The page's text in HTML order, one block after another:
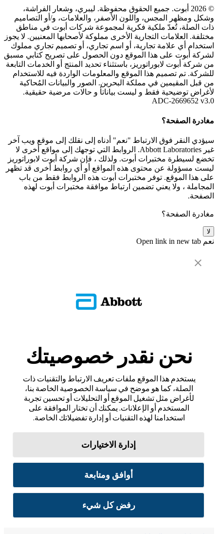
© 2026 أبوت. جميع الحقوق محفوظة. ليبري، وشعار الفراشة،
وشكل ومظهر المجس، واللون الأصفر، والعلامات، و/أو التصاميم
ذات الصلة، تُعدّ ملكية فكرية لمجموعة شركات أبوت في مناطق
مختلفة. العلامات التجارية الأخرى مملوكة لأصحابها المعنيين. لا يجوز
استخدام أي علامة تجارية، أو اسم تجاري، أو تصميم تجاري مملوك
لشركة أبوت على هذا الموقع دون الحصول على تصريح كتابي مسبق
من شركة أبوت لابوراتوريز، باستثناء تحديد المنتج أو الخدمات التابعة
للشركة. تم تصميم هذا الموقع والمعلومات الواردة فيه للاستخدام
من قبل المقيمين في مملكة البحرين. الصور والبيانات المُحاكية
لأغراض توضيحية فقط و ليست بياناتأ و حالات مرضية حقيقية.
ADC-2669652 v3.0
مغادرة الصفحة؟
سيؤدي النقر فوق الارتباط "نعم" أدناه إلى نقلك إلى موقع ويب آخر
غير Abbott Laboratories. الروابط التي توجهك إلى مواقع أخرى لا
تخضع لسيطرة مختبرات أبوت. ولذلك ، فإن شركة أبوت لابوراتوريز
ليست مسؤولة عن محتوى هذه المواقع أو أي روابط أخرى قد تظهر
على هذا الموقع. توفر مختبرات أبوت هذه الروابط فقط من باب
المجاملة ، ولا يعني تضمين ارتباط موافقة مختبرات أبوت لهذه
الصفحة.
مغادرة الصفحة؟
لا
نعم Open link in new tab
نحن نقدر خصوصيتك
يستخدم هذا الموقع ملفات تعريف الارتباط والتقنيات ذات
الصلة، كما هو موضح في سياسة الخصوصية الخاصة بنا،
لأغراض مثل تشغيل الموقع أو التحليلات أو تحسين تجربة
المستخدم أو الإعلانات. يمكنك أن تختار الموافقة على
استخدامنا لهذه التقنيات أو إدارة تفضيلاتك الخاصة.
إدارة الاختيارات
أوافق ومتابعة
رفض كل شيء